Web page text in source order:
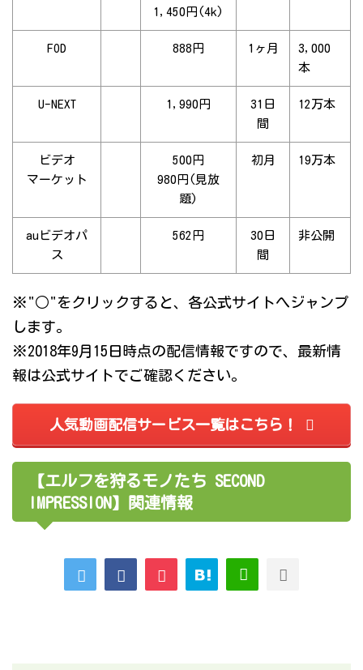
1,450円(4k)
FOD 888円 1ヶ月
3,000
本
U-NEXT 1,990円
31日
間
12万本
ビデオ
マーケット
500円
980円(見放
題)
初月 19万本
auビデオパ
ス
562円
30日
間
非公開
※"○"をクリックすると、各公式サイトへジャンプ
します。
※2018年9月15日時点の配信情報ですので、最新情
報は公式サイトでご確認ください。
人気動画配信サービス一覧はこちら！
【エルフを狩るモノたち SECOND
IMPRESSION】関連情報